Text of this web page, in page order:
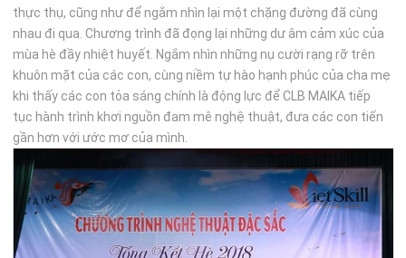
thực thụ, cũng như để ngắm nhìn lại một chặng đường đã cùng
nhau đi qua. Chương trình đã đọng lại những dư âm cảm xúc của
mùa hè đầy nhiệt huyết. Ngắm nhìn những nụ cười rạng rỡ trên
khuôn mặt của các con, cùng niềm tự hào hạnh phúc của cha mẹ
khi thấy các con tỏa sáng chính là động lực để CLB MAIKA tiếp
tục hành trình khơi nguồn đam mê nghệ thuật, đưa các con tiến
gần hơn với ước mơ của mình.